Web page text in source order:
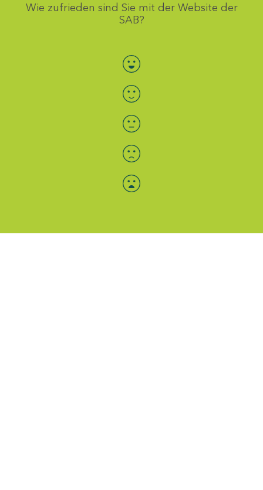
Wie zufrieden sind Sie mit der Website der
SAB?
Bewertung auswählen